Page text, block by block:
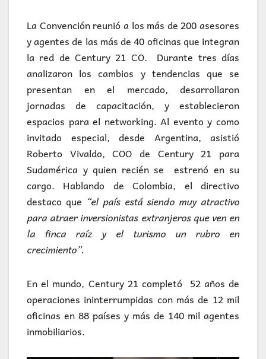
La Convención reunió a los más de 200 asesores
y agentes de las más de 40 oficinas que integran
la red de Century 21 CO. Durante tres días
analizaron los cambios y tendencias que se
presentan en el mercado, desarrollaron
jornadas de capacitación, y establecieron
espacios para el networking. Al evento y como
invitado especial, desde Argentina, asistió
Roberto Vivaldo, COO de Century 21 para
Sudamérica y quien recién se estrenó en su
cargo. Hablando de Colombia, el directivo
destaco que “el país está siendo muy atractivo
para atraer inversionistas extranjeros que ven en
la finca raíz y el turismo un rubro en
crecimiento”.
En el mundo, Century 21 completó 52 años de
operaciones ininterrumpidas con más de 12 mil
oficinas en 88 países y más de 140 mil agentes
inmobiliarios.